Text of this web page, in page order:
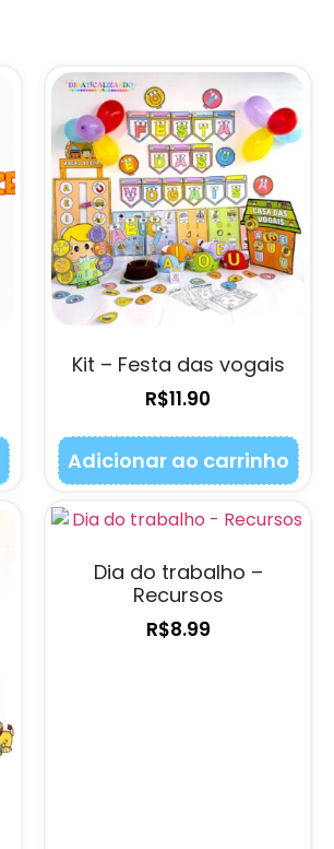
Kit – Festa das vogais
R$11.90
Adicionar ao carrinho
Dia do trabalho –
Recursos
R$8.99